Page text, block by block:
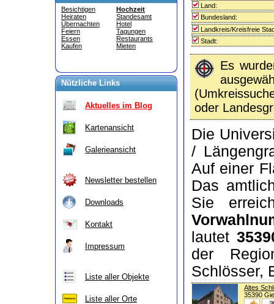
Besichtigen
Heiraten
Übernachten
Feiern
Essen
Kaufen
Hochzeit
Standesamt
Hotel
Tagungen
Restaurants
Mieten
Nützliche Links
Aktuelles im Blog
Kartenansicht
Galerieansicht
Newsletter bestellen
Downloads
Kontakt
Impressum
Liste aller Objekte
Liste aller Orte
Land:
Bundesland:
Landkreis/Kreisfreie
Stadt:
Es
oder
Die
/
Auf einer
Das
Sie
lautet
der
Schlösser,
Altes
35390